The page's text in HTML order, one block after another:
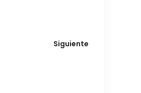
Siguiente